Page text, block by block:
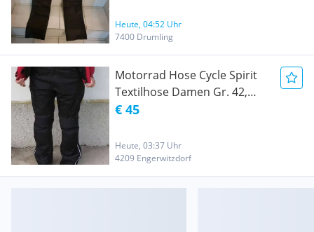
Heute, 04:52 Uhr
7400 Drumling
Motorrad Hose Cycle Spirit
Textilhose Damen Gr. 42,
Schwarz
€ 45
Heute, 03:37 Uhr
4209 Engerwitzdorf